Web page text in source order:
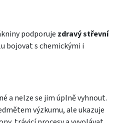
podporuje zdravý střevní
bojovat s chemickými i
a nelze se jim úplně vyhnout.
výzkumu, ale ukazuje